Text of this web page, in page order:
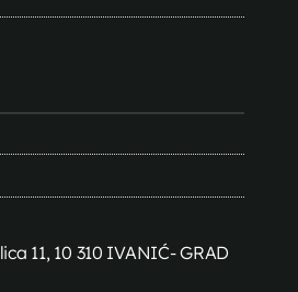
11, 10 310 IVANIĆ- GRAD